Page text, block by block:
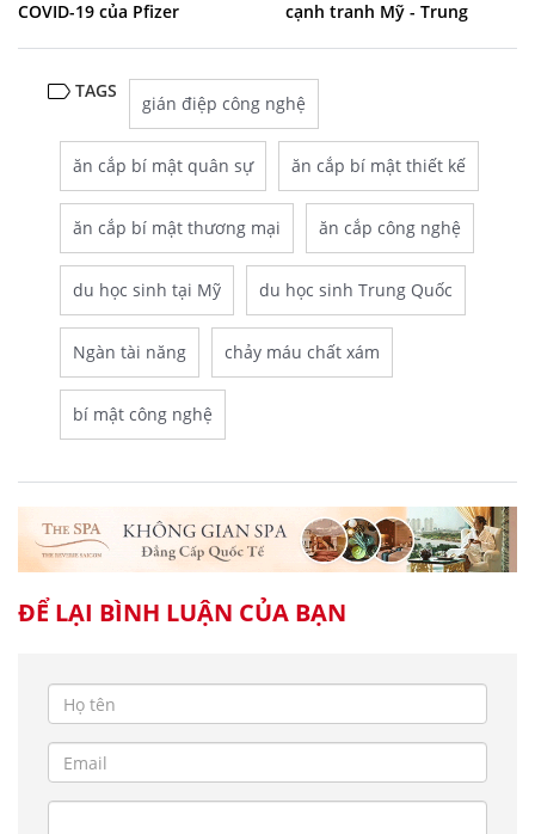
COVID-19 của Pfizer cạnh tranh Mỹ - Trung
TAGS
gián điệp công nghệ
ăn cắp bí mật quân sự ăn cắp bí mật thiết kế
ăn cắp bí mật thương mại ăn cắp công nghệ
du học sinh tại Mỹ du học sinh Trung Quốc
Ngàn tài năng chảy máu chất xám
bí mật công nghệ
ĐỂ LẠI BÌNH LUẬN CỦA BẠN